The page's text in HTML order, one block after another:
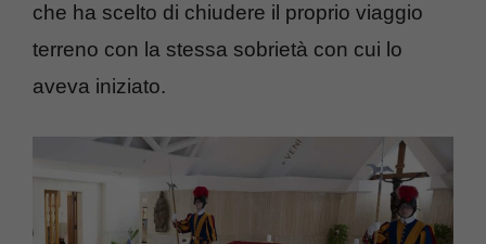
che ha scelto di chiudere il proprio viaggio
terreno con la stessa sobrietà con cui lo
aveva iniziato.